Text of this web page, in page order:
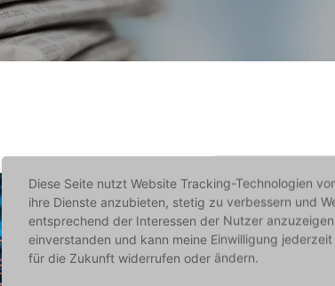
Kleine
Diese Seite nutzt Website Tracking-Technologien
ihre Dienste anzubieten, stetig zu verbessern und
entsprechend der Interessen der Nutzer
einverstanden und kann meine Einwilligung
für die Zukunft widerrufen oder ändern.